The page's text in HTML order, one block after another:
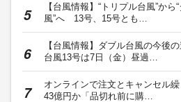
【台風情報】“トリプル台風”から
風”へ 13号、15号とも…
【台風情報】ダブル台風の今後
台風13号は7日（金）昼過…
オンラインで注文とキャンセル
43億円か「品切れ前に購…